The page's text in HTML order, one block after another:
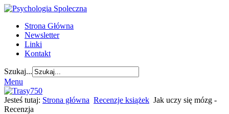
Strona Główna
Newsletter
Linki
Kontakt
Szukaj...
Menu
Jesteś tutaj: Strona główna Recenzje książek Jak uczy się mózg -
Recenzja